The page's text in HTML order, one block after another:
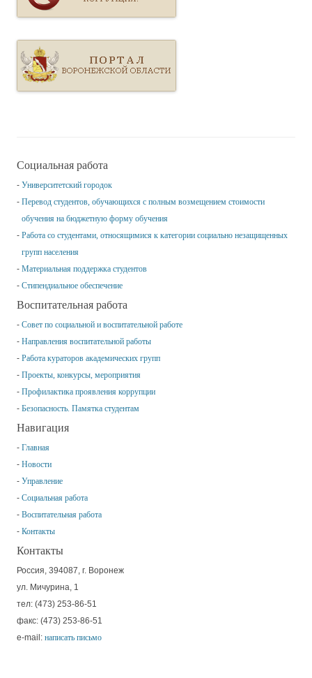
Социальная работа
Университетский городок
Перевод студентов, обучающихся с полным возмещением стоимости
обучения на бюджетную форму обучения
Работа со студентами, относящимися к категории социально незащищенных
групп населения
Материальная поддержка студентов
Стипендиальное обеспечение
Воспитательная работа
Совет по социальной и воспитательной работе
Направления воспитательной работы
Работа кураторов академических групп
Проекты, конкурсы, мероприятия
Профилактика проявления коррупции
Безопасность. Памятка студентам
Навигация
Главная
Новости
Управление
Социальная работа
Воспитательная работа
Контакты
Контакты
Россия, 394087, г. Воронеж
ул. Мичурина, 1
тел: (473) 253-86-51
факс: (473) 253-86-51
e-mail: написать письмо